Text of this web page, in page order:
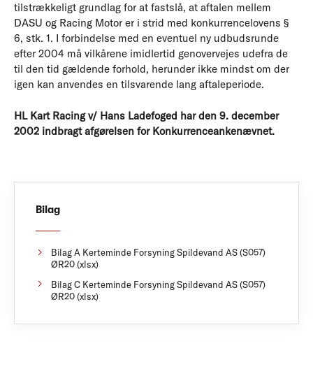
tilstrækkeligt grundlag for at fastslå, at aftalen mellem
DASU og Racing Motor er i strid med konkurrencelovens §
6, stk. 1. I forbindelse med en eventuel ny udbudsrunde
efter 2004 må vilkårene imidlertid genovervejes udefra de
til den tid gældende forhold, herunder ikke mindst om der
igen kan anvendes en tilsvarende lang aftaleperiode.
HL Kart Racing v/ Hans Ladefoged har den 9. december
2002 indbragt afgørelsen for Konkurrenceankenævnet.
Bilag
Bilag A Kerteminde Forsyning Spildevand AS (S057)
ØR20 (xlsx)
Bilag C Kerteminde Forsyning Spildevand AS (S057)
ØR20 (xlsx)